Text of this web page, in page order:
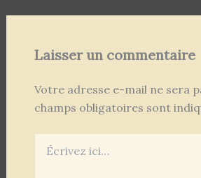
Laisser un commentaire
Votre adresse e-mail ne sera
champs obligatoires sont
ici…